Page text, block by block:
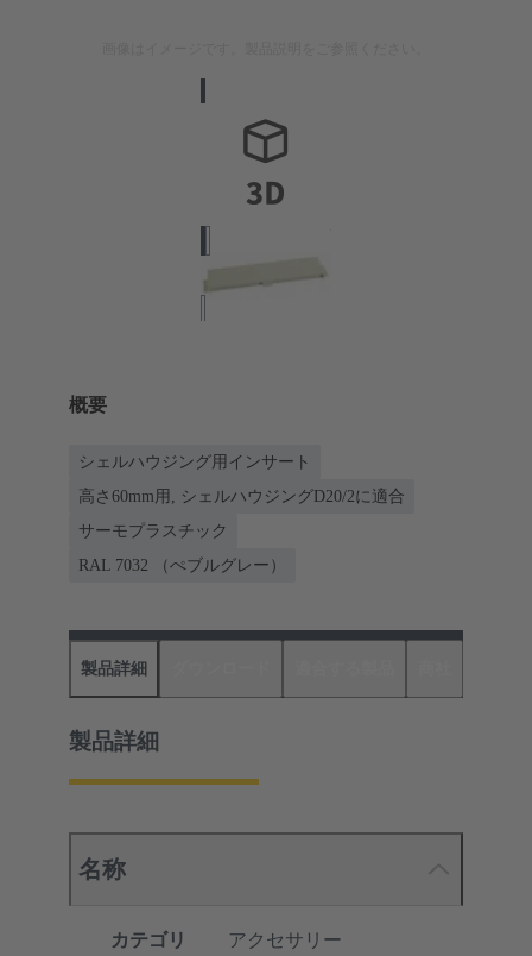
概要
シェルハウジング用インサート
高さ60mm用, シェルハウジングD20/2に適合
サーモプラスチック
RAL 7032 （ぺブルグレー）
製品詳細
製品詳細
名称
カテゴリ
アクセサリー